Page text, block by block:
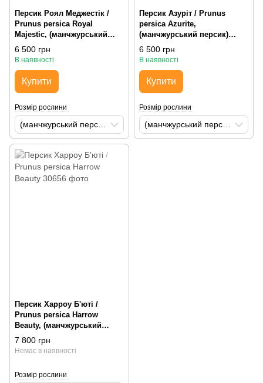
Персик Роял Меджестік /
Prunus persica Royal
Majestic, (манчжурський
персик) H200-250 С35
6 500 грн
В наявності
Купити
Розмір рослини
Персик Азуріт / Prunus
persica Azurite,
(манчжурський персик)
H200-250 St60-80 С35
6 500 грн
В наявності
Купити
Розмір рослини
Персик Харроу Б'юті /
Prunus persica Harrow
Beauty, (манчжурський
персик) H250-300 St80-100
WRB
7 800 грн
Немає в наявності
Розмір рослини